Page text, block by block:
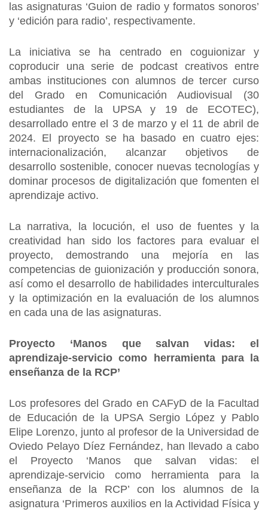
las asignaturas ‘Guion de radio y formatos sonoros’
y ‘edición para radio’, respectivamente.
La iniciativa se ha centrado en coguionizar y
coproducir una serie de podcast creativos entre
ambas instituciones con alumnos de tercer curso
del Grado en Comunicación Audiovisual (30
estudiantes de la UPSA y 19 de ECOTEC),
desarrollado entre el 3 de marzo y el 11 de abril de
2024. El proyecto se ha basado en cuatro ejes:
internacionalización, alcanzar objetivos de
desarrollo sostenible, conocer nuevas tecnologías y
dominar procesos de digitalización que fomenten el
aprendizaje activo.
La narrativa, la locución, el uso de fuentes y la
creatividad han sido los factores para evaluar el
proyecto, demostrando una mejoría en las
competencias de guionización y producción sonora,
así como el desarrollo de habilidades interculturales
y la optimización en la evaluación de los alumnos
en cada una de las asignaturas.
Proyecto ‘Manos que salvan vidas: el
aprendizaje-servicio como herramienta para la
enseñanza de la RCP’
Los profesores del Grado en CAFyD de la Facultad
de Educación de la UPSA Sergio López y Pablo
Elipe Lorenzo, junto al profesor de la Universidad de
Oviedo Pelayo Díez Fernández, han llevado a cabo
el Proyecto ‘Manos que salvan vidas: el
aprendizaje-servicio como herramienta para la
enseñanza de la RCP’ con los alumnos de la
asignatura ‘Primeros auxilios en la Actividad Física y